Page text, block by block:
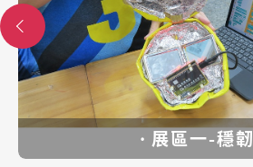
展區一-穩韌